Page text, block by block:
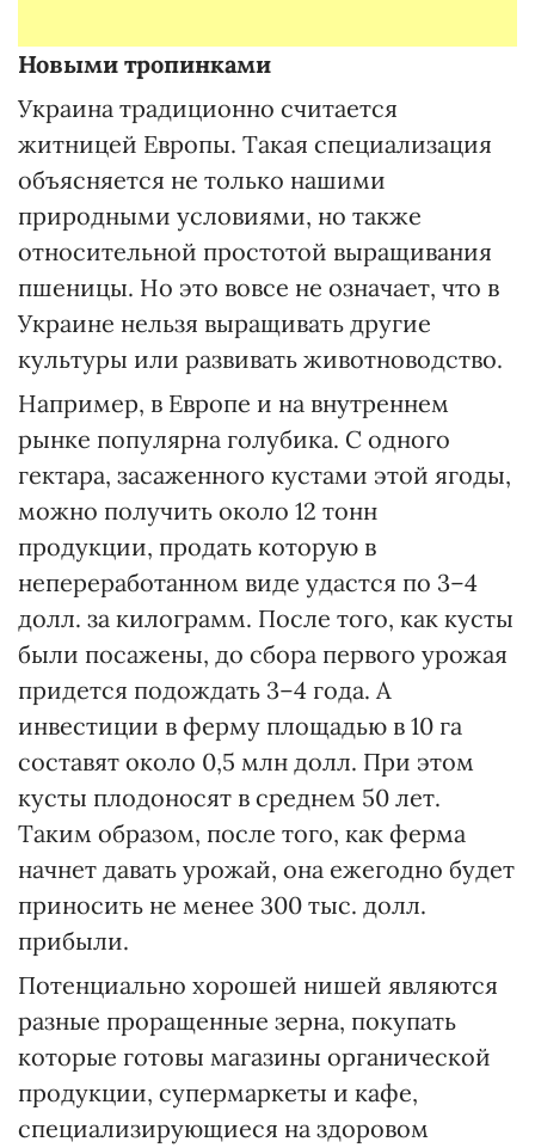
Новыми тропинками
Украина традиционно считается
житницей Европы. Такая специализация
объясняется не только нашими
природными условиями, но также
относительной простотой выращивания
пшеницы. Но это вовсе не означает, что в
Украине нельзя выращивать другие
культуры или развивать животноводство.
Например, в Европе и на внутреннем
рынке популярна голубика. С одного
гектара, засаженного кустами этой ягоды,
можно получить около 12 тонн
продукции, продать которую в
непереработанном виде удастся по 3–4
долл. за килограмм. После того, как кусты
были посажены, до сбора первого урожая
придется подождать 3–4 года. А
инвестиции в ферму площадью в 10 га
составят около 0,5 млн долл. При этом
кусты плодоносят в среднем 50 лет.
Таким образом, после того, как ферма
начнет давать урожай, она ежегодно будет
приносить не менее 300 тыс. долл.
прибыли.
Потенциально хорошей нишей являются
разные проращенные зерна, покупать
которые готовы магазины органической
продукции, супермаркеты и кафе,
специализирующиеся на здоровом